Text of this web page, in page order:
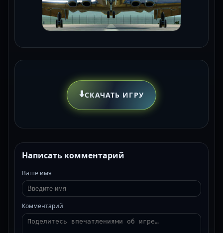
⬇️СКАЧАТЬ ИГРУ
Написать комментарий
Ваше имя
Комментарий